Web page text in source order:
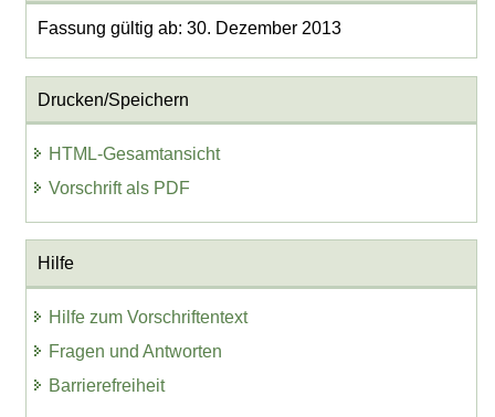
Fassung gültig ab: 30. Dezember 2013
Drucken/Speichern
HTML-Gesamtansicht
Vorschrift als PDF
Hilfe
Hilfe zum Vorschriftentext
Fragen und Antworten
Barrierefreiheit